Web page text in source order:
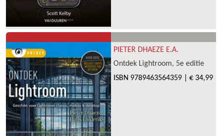
PIETER DHAEZE E.A.
Ontdek Lightroom, 5e editie
ISBN 9789463564359 € 34,99